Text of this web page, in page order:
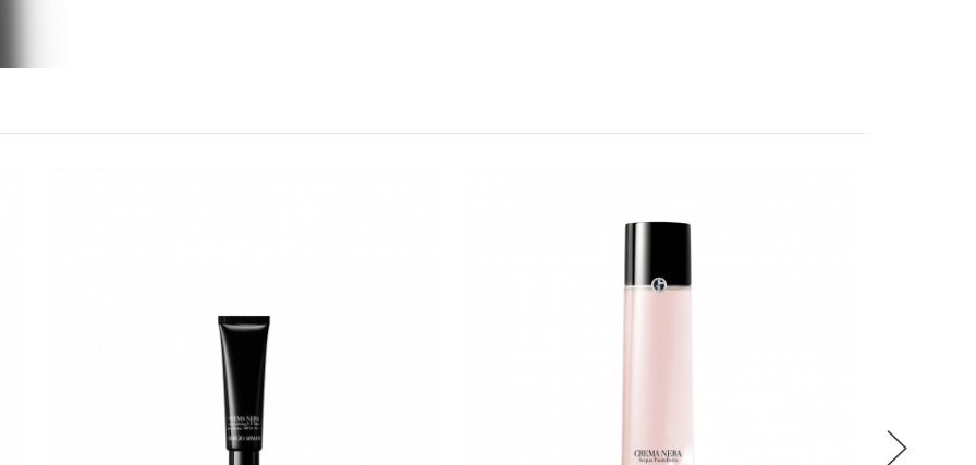
國際線出境旅客
使用
場的下單時間皆不相同，細節或訂購流程指引，請瀏覽